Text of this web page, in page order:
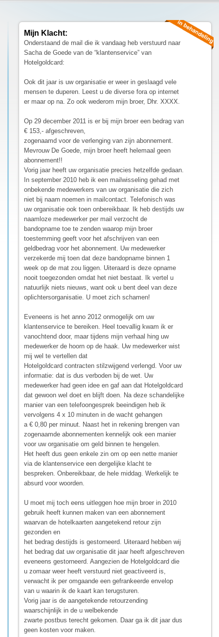
Mijn Klacht:
Onderstaand de mail die ik vandaag heb verstuurd naar
Sacha de Goede van de “klantenservice” van
Hotelgoldcard:
Ook dit jaar is uw organisatie er weer in geslaagd vele
mensen te duperen. Leest u de diverse fora op internet
er maar op na. Zo ook wederom mijn broer, Dhr. XXXX.
Op 29 december 2011 is er bij mijn broer een bedrag van
€ 153,- afgeschreven,
zogenaamd voor de verlenging van zijn abonnement.
Mevrouw De Goede, mijn broer heeft helemaal geen
abonnement!!
Vorig jaar heeft uw organisatie precies hetzelfde gedaan.
In september 2010 heb ik een mailwisseling gehad met
onbekende medewerkers van uw organisatie die zich
niet bij naam noemen in mailcontact. Telefonisch was
uw organisatie ook toen onbereikbaar. Ik heb destijds uw
naamloze medewerker per mail verzocht de
bandopname toe te zenden waarop mijn broer
toestemming geeft voor het afschrijven van een
geldbedrag voor het abonnement. Uw medewerker
verzekerde mij toen dat deze bandopname binnen 1
week op de mat zou liggen. Uiteraard is deze opname
nooit toegezonden omdat het niet bestaat. Ik vertel u
natuurlijk niets nieuws, want ook u bent deel van deze
oplichtersorganisatie. U moet zich schamen!
Eveneens is het anno 2012 onmogelijk om uw
klantenservice te bereiken. Heel toevallig kwam ik er
vanochtend door, maar tijdens mijn verhaal hing uw
medewerker de hoorn op de haak. Uw medewerker wist
mij wel te vertellen dat
Hotelgoldcard contracten stilzwijgend verlengd. Voor uw
informatie: dat is dus verboden bij de wet. Uw
medewerker had geen idee en gaf aan dat Hotelgoldcard
dat gewoon wel doet en blijft doen. Na deze schandelijke
manier van een telefoongesprek beeindigen heb ik
vervolgens 4 x 10 minuten in de wacht gehangen
a € 0,80 per minuut. Naast het in rekening brengen van
zogenaamde abonnementen kennelijk ook een manier
voor uw organisatie om geld binnen te hengelen.
Het heeft dus geen enkele zin om op een nette manier
via de klantenservice een dergelijke klacht te
bespreken. Onbereikbaar, de hele middag. Werkelijk te
absurd voor woorden.
U moet mij toch eens uitleggen hoe mijn broer in 2010
gebruik heeft kunnen maken van een abonnement
waarvan de hotelkaarten aangetekend retour zijn
gezonden en
het bedrag destijds is gestorneerd. Uiteraard hebben wij
het bedrag dat uw organisatie dit jaar heeft afgeschreven
eveneens gestorneerd. Aangezien de Hotelgoldcard die
u zomaar weer heeft verstuurd niet geactiveerd is,
verwacht ik per omgaande een gefrankeerde envelop
van u waarin ik de kaart kan terugsturen.
Vorig jaar is de aangetekende retourzending
waarschijnlijk in de u welbekende
zwarte postbus terecht gekomen. Daar ga ik dit jaar dus
geen kosten voor maken.